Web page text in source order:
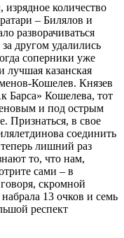
количество
– Билялов и
разворачиваться
другом удалились
соперники уже
лучшая казанская
Кошелев. Князев
Барса» Кошелева, тот
и под острым
Признаться, в свое
соединить
лишний раз
то, что нам,
сами – в
скромной
набрала 13 очков и семь
респект